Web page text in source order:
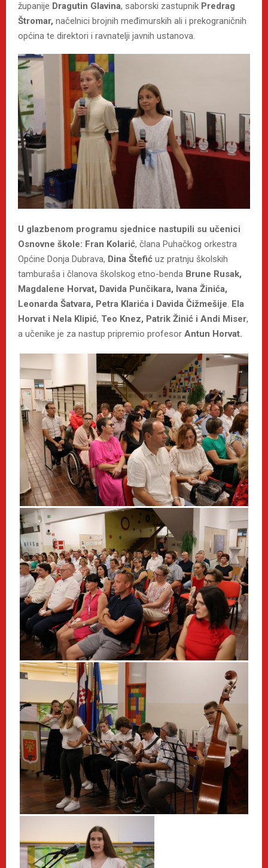
županije Dragutin Glavina, saborski zastupnik Predrag
Štromar, načelnici brojnih međimurskih ali i prekograničnih
općina te direktori i ravnatelji javnih ustanova.
U glazbenom programu sjednice nastupili su učenici
Osnovne škole: Fran Kolarić, člana Puhačkog orkestra
Općine Donja Dubrava, Dina Štefić uz pratnju školskih
tamburaša i članova školskog etno-benda Brune Rusak,
Magdalene Horvat, Davida Punčikara, Ivana Žinića,
Leonarda Šatvara, Petra Klarića i Davida Čižmešije. Ela
Horvat i Nela Klipić, Teo Knez, Patrik Žinić i Andi Miser,
a učenike je za nastup pripremio profesor Antun Horvat.